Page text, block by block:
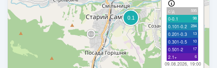
с/д 595
0-0.1 98
0.101-0.2 284
0.201-0.3 13
0.301-0.5 10
0.501-2 17
2.1+ 6
09.08.2026, 19:00